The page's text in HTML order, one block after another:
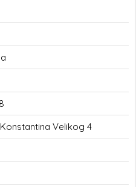
Velikog 4